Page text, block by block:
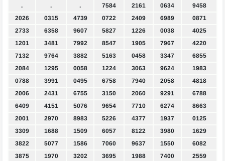
. . . 7584 2161 0634
9458
2026
0315 4739 0722 2409 6989
0871
2733
6358 9607 5827 1226 0038
4025
1201
3481 7992 8547 1905 7967
4220
7132
9764 3882 5163 0458 3347
6855
2084
1295 0058 1224 3063 9624
1983
0788
3991 0495 6758 7940 2058
4818
2006
2431 6755 3150 2060 9291
6788
6409
4151 5076 9654 7710 6274
8663
2001
2970 8983 5226 4377 1937
0125
3309
1688 1509 6057 8122 3980
1629
3822
5077 1586 7060 9637 1550
6082
3875
1970 3202 3695 1988 7400
2559